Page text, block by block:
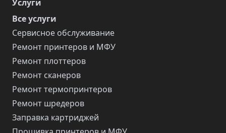
Услуги
Все услуги
Сервисное обслуживание
Ремонт принтеров и МФУ
Ремонт плоттеров
Ремонт сканеров
Ремонт термопринтеров
Ремонт шредеров
Заправка картриджей